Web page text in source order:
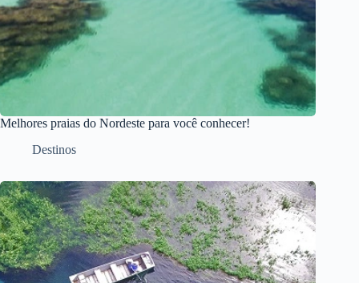
Melhores praias do Nordeste para você conhecer!
Destinos